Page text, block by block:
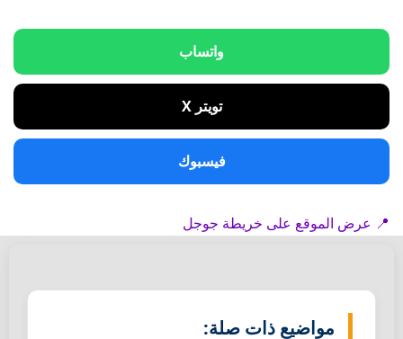
واتساب
تويتر X
فيسبوك
📍 عرض الموقع على خريطة جوجل
مواضيع ذات صلة: